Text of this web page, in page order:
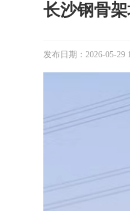
长沙钢骨
发布日期：2026-05-29